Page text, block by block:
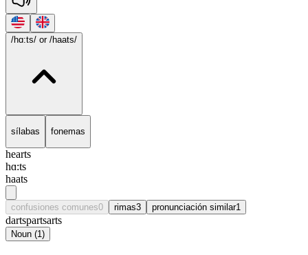
/hɑ:ts/ or /haats/
sílabas fonemas
hearts
hɑ:ts
haats
confusiones comunes0 rimas3 pronunciación similar1
dartspartsarts
Noun (1)